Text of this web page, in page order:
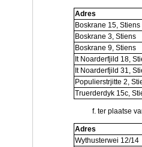
Adres
Boskrane 15, Stiens
Boskrane 3, Stiens
Boskrane 9, Stiens
It Noarderfjild 18,
It Noarderfjild 31,
Populierstrjitte 2,
Truerderdyk 15c,
ter plaatse
Adres
Wythusterwei 12/14